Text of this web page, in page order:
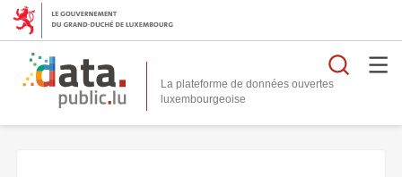
La plateforme de données ouvertes